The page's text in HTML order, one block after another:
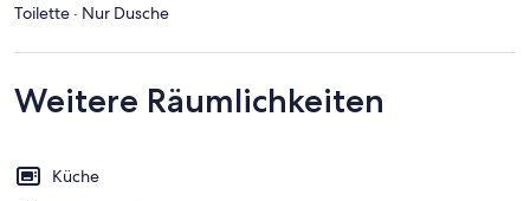
Toilette · Nur Dusche
Weitere Räumlichkeiten
Küche